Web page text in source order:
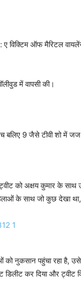
विक्टिम ऑफ मैरिटल
में वापसी की।
बलिए 9 जैसे टीवी शो में
को अक्षय कुमार के साथ
के साथ जो कुछ देखा
नुकसान पहुंचा रहा है, उसे
कर दिया और ट्वीट